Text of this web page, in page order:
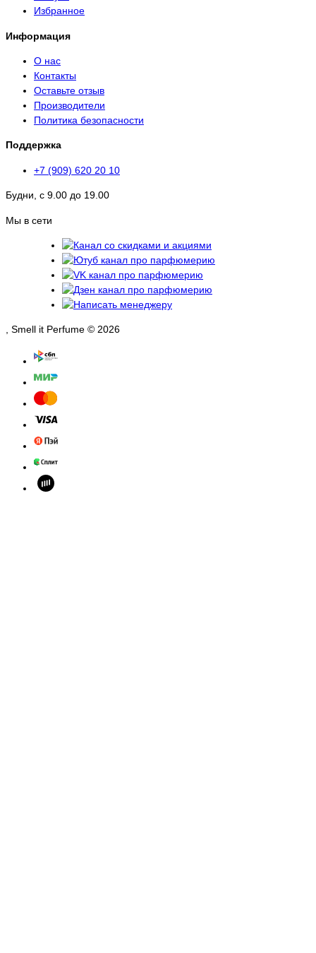
Избранное
Информация
О нас
Контакты
Оставьте отзыв
Производители
Политика безопасности
Поддержка
+7 (909) 620 20 10
Будни, с 9.00 до 19.00
Мы в сети
, Smell it Perfume © 2026